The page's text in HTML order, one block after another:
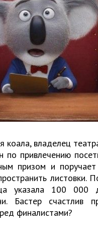
коала, владелец
по привлечению
призом и
указала 100 000
Бастер
финалистами?